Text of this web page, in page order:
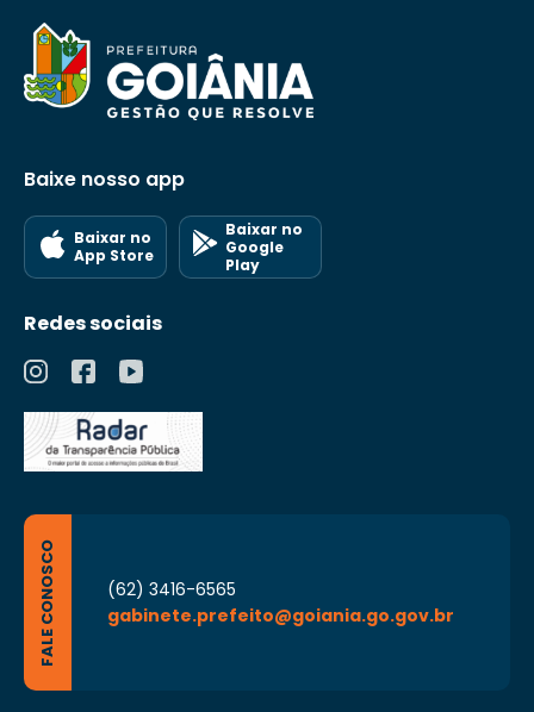
Baixe nosso app
Baixar no
App Store
Baixar no
Google
Play
Redes sociais
FALE CONOSCO
(62) 3416-6565
gabinete.prefeito@goiania.go.gov.br